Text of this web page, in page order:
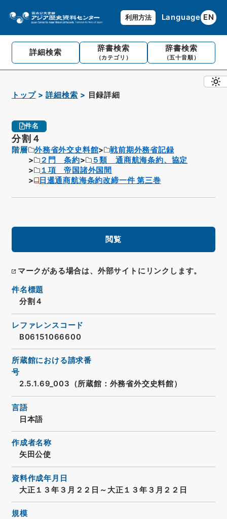
利用方法 Language EN
詳細検索 辞書検索
（カテゴリ）
辞書検索
（五十音順）
トップ 詳細検索 目録詳細
件名
分割４
階層 外務省外交史料館
戦前期外務省記録
２門 条約
５類 通商航海条約、協定
１項 帝国諸外国間
日暹通商航海条約改締一件 第三巻
閲覧
マークがある場合は、外部サイトにリンクします。
件名標題
分割４
レファレンスコード
B06151066600
所蔵館における請求番
号
2.5.1.69_003（所蔵館：外務省外交史料館）
言語
日本語
作成者名称
矢田公使
資料作成年月日
大正１３年３月２２日～大正１３年３月２２日
規模